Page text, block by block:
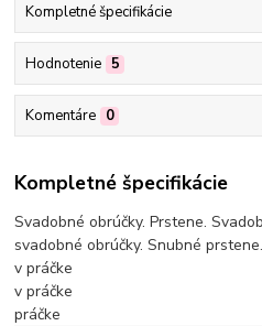
Kompletné špecifikácie
Hodnotenie 5
Komentáre 0
Kompletné špecifikácie
Svadobné obrúčky. Prstene.
svadobné obrúčky. Snubné
v práčke
v práčke
práčke